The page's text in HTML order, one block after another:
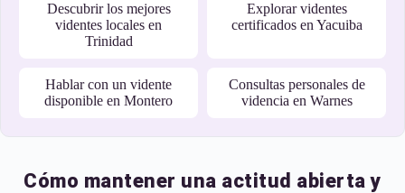
Descubrir los mejores
videntes locales en
Trinidad
Explorar videntes
certificados en Yacuiba
Hablar con un vidente
disponible en Montero
Consultas personales de
videncia en Warnes
Cómo mantener una actitud abierta y